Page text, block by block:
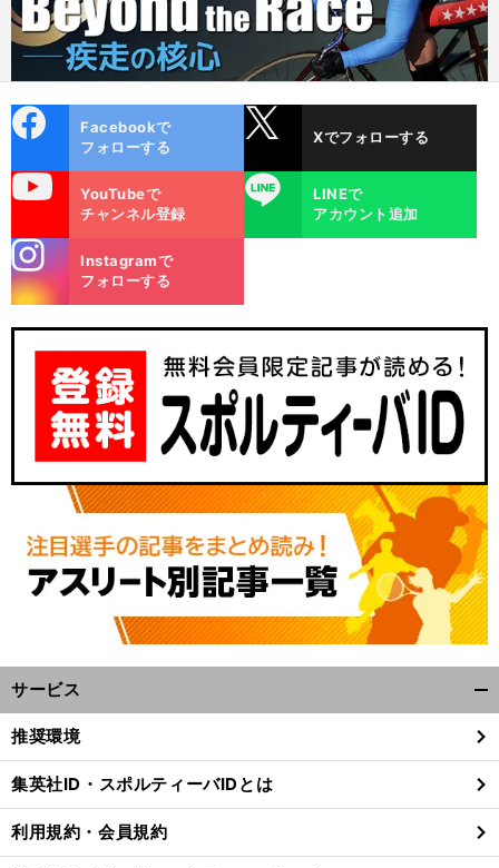
ok
Facebookで
フォローする
Xでフォローする
YouTubeで
チャンネル登録
LINE
LINEで
アカウント追加
m
Instagramで
フォローする
サービス
閉
る
推奨環境
集英社ID・スポルティーバIDとは
利用規約・会員規約